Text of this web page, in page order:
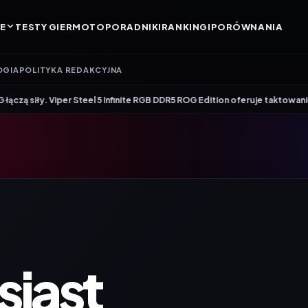
TESTY GIERMOTOPORADNIKIRANKINGIPORÓWNANIA
POLITYKA REDAKCYJNA
5 Infinite RGB DDR5 ROG Edition oferuje taktowanie do 8600 MT/s•